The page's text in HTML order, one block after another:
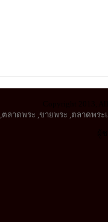
,ตลาดพระ ,ขายพระ ,ตลาดพระ